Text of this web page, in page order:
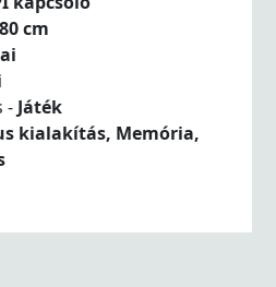
cm
- Játék
kialakítás, Memória,